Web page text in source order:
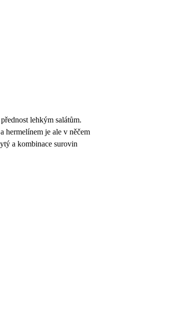
lehkým salátům.
hermelínem je ale v něčem
a kombinace surovin